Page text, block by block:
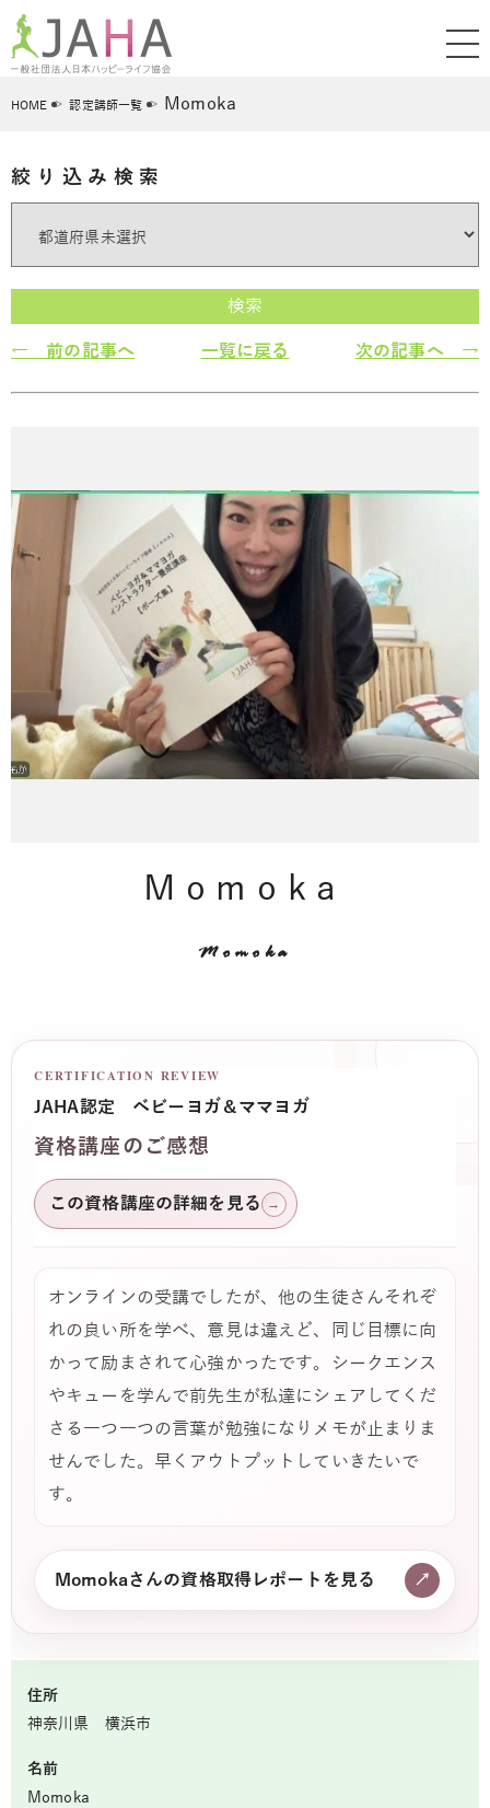
HOME 認定講師一覧 Momoka
絞り込み検索
検索
← 前の記事へ 一覧に戻る 次の記事へ →
Momoka
Momoka
CERTIFICATION REVIEW
JAHA認定 ベビーヨガ＆ママヨガ
資格講座のご感想
この資格講座の詳細を見る →
オンラインの受講でしたが、他の生徒さんそれぞ
れの良い所を学べ、意見は違えど、同じ目標に向
かって励まされて心強かったです。シークエンス
やキューを学んで前先生が私達にシェアしてくだ
さる一つ一つの言葉が勉強になりメモが止まりま
せんでした。早くアウトプットしていきたいで
す。
Momokaさんの資格取得レポートを見る ↗
住所
神奈川県 横浜市
名前
Momoka